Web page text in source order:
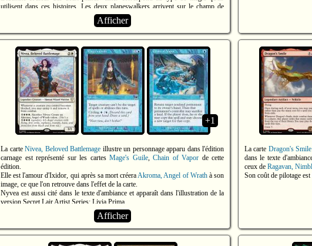
utilisent dans ces histoires. Les deux planeswalkers arrivent sur le champ de
bataille avec 4 marqueurs de loyauté et on des épithète qui se font écho : le
La première capacité de Thomil invoque un Zombie, qu'il a également invoqué
dans les deux histoires. Sa deuxième capacité, en sacrifiant une créature, produit
un effet similaire à Dark Ritual (dont la première illustration de l'édition Alpha
représente Thomil). Enfin, sa troisième capacité invoque un Lord of the Pit,
comme il le fait dans « Roreca's Tale ».
La première capacité de Worzel invoque un Chat, qui pourrait représenter
Roreca. Sa deuxième capacité permet de chercher une Plaine, et son coût de
mana comporte de nombreux symboles de mana blanc, en référence à ses
difficultés à trouver des lignes de ley de Plaine dans « Roreca's Tale ». Enfin, sa
troisième capacité invoque plusieurs exemplaires de Scryb Sprites, comme elle le
https://mtglore.com/magazines/the-duelist-0/worzels-story/
https://mtglore.com/product-text/rorecas-tale/
Afficher
+1
La carte Nivea, Beloved Battlemage illustre un personnage apparu dans l'édition
carnage est représenté sur les cartes Mage's Guile, Chain of Vapor de cette
édition.
Elle est l'amour d'Ixidor, qui après sa mort créeraAkroma, Angel of Wrathà son
image, ce que l'on retrouve dans l'effet de la carte.
Nyvea est aussi cité dans le texte d'ambiance et apparaît dans l'illustration de la
version Secret Lair Artist Series: Livia Prima.
Afficher
La carte Dragon's Smile
dans le texte
ceux de Ragavan,
Son coût de pilotage